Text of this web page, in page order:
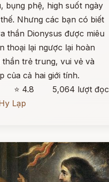
bụng phệ, high suốt ngày
Nhưng các bạn có biết
thần Dionysus được miêu
thoại lại ngược lại hoàn
thần trẻ trung, vui vẻ và
của cả hai giới tính.
⭐ 4.8
5,064 lượt đọc
Lạp